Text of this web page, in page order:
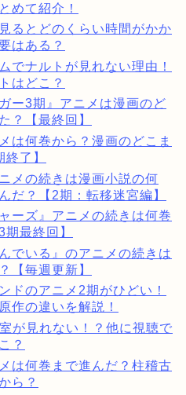
めて紹介！
るとどのくらい時間がかか
はある？
でナルトが見れない理由！
はどこ？
ー3期』アニメは漫画のど
？【最終回】
は何巻から？漫画のどこま
了】
メの続きは漫画小説の何
だ？【2期：転移迷宮編】
ーズ』アニメの続きは何巻
最終回】
でいる』のアニメの続きは
【毎週更新】
ドのアニメ2期がひどい！
作の違いを解説！
が見れない！？他に視聴で
？
は何巻まで進んだ？柱稽古
ら？